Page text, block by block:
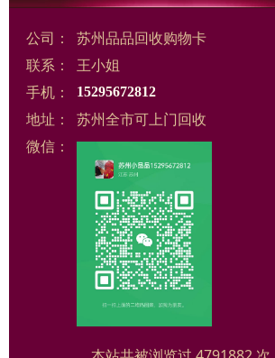
公司：
苏州品品回收购物卡
联系：
王小姐
手机：
15295672812
地址：
苏州全市可上门回收
微信：